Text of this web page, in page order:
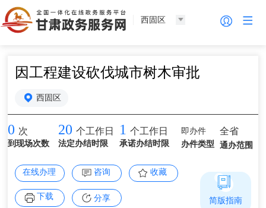
西固区
因工程建设砍伐城市树木审批
西固区
0 次
到现场次数
20 个工作日
法定办结时限
1 个工作日
承诺办结时限
即办件
办件类型
全省
通办范围
在线办理 咨询 收藏
下载 分享 简版指南